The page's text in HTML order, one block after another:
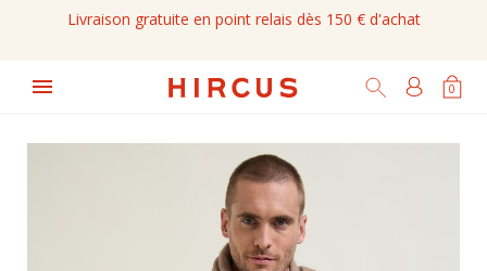
Livraison gratuite en point relais dès 150 € d'achat
0